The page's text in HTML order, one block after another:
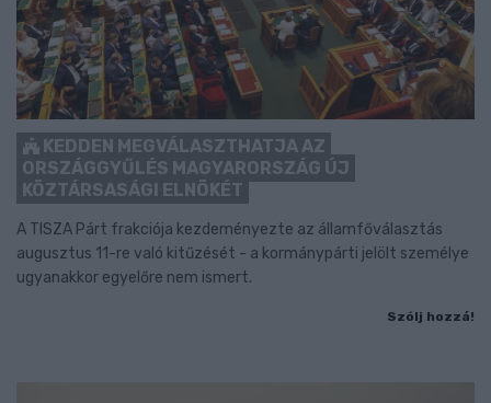
KEDDEN MEGVÁLASZTHATJA AZ
ORSZÁGGYŰLÉS MAGYARORSZÁG ÚJ
KÖZTÁRSASÁGI ELNÖKÉT
A TISZA Párt frakciója kezdeményezte az államfőválasztás
augusztus 11-re való kitűzését - a kormánypárti jelölt személye
ugyanakkor egyelőre nem ismert.
Szólj hozzá!